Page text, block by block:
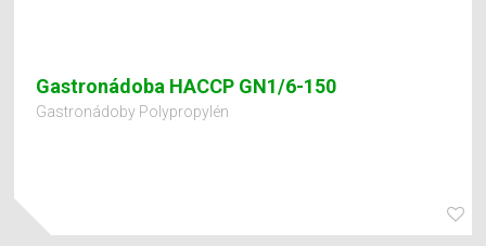
Gastronádoba HACCP GN1/6-150
Gastronádoby Polypropylén